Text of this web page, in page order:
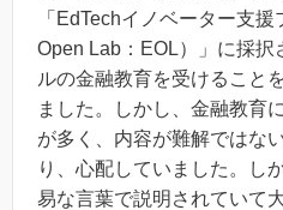
「EdTechイノベーター⽀
Open Lab：EOL）」に採択
ルの金融教育を受けること
ました。しかし、金融教育
が多く、内容が難解ではな
り、心配していました。し
易な言葉で説明されていて